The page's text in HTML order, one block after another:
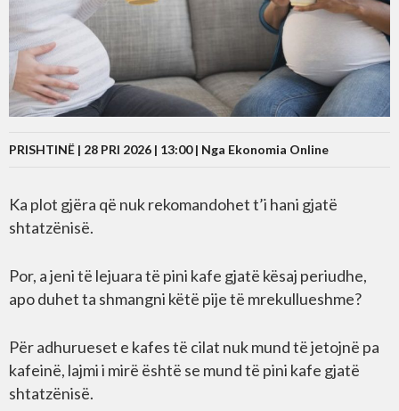
PRISHTINË | 28 PRI 2026 | 13:00 | Nga Ekonomia Online
Ka plot gjëra që nuk rekomandohet t’i hani gjatë
shtatzënisë.
Por, a jeni të lejuara të pini kafe gjatë kësaj periudhe,
apo duhet ta shmangni këtë pije të mrekullueshme?
Për adhurueset e kafes të cilat nuk mund të jetojnë pa
kafeinë, lajmi i mirë është se mund të pini kafe gjatë
shtatzënisë.